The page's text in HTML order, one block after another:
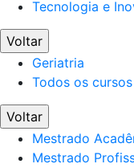
Tecnologia e
Voltar
Geriatria
Todos os cursos
Voltar
Mestrado
Mestrado